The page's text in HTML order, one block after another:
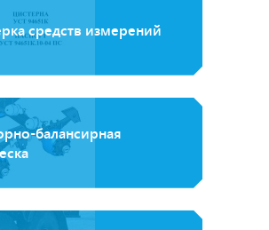
средств измерений
балансирная